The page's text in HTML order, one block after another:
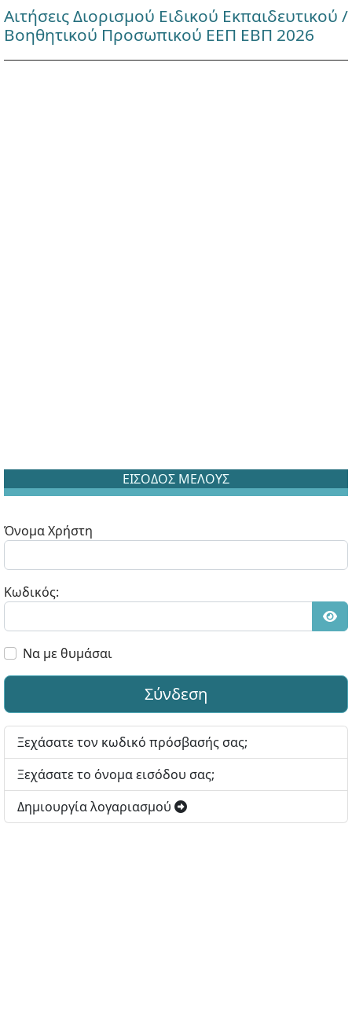
Αιτήσεις Διορισμού Ειδικού Εκπαιδευτικού /
Βοηθητικού Προσωπικού ΕΕΠ ΕΒΠ 2026
ΕΙΣΟΔΟΣ ΜΕΛΟΥΣ
Όνομα Χρήστη
Κωδικός:
Να με θυμάσαι
Σύνδεση
Ξεχάσατε τον κωδικό πρόσβασής σας;
Ξεχάσατε το όνομα εισόδου σας;
Δημιουργία λογαριασμού